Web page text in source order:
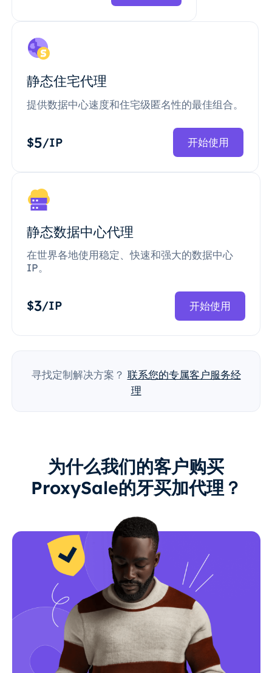
静态住宅代理
提供数据中心速度和住宅级匿名性的最佳组合。
$5/IP 开始使用
静态数据中心代理
在世界各地使用稳定、快速和强大的数据中心
IP。
$3/IP 开始使用
寻找定制解决方案？ 联系您的专属客户服务经
理
为什么我们的客户购买
ProxySale的牙买加代理？